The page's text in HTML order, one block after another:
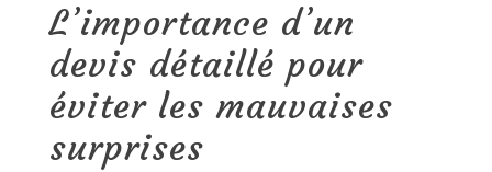
L’importance d’un
devis détaillé pour
éviter les mauvaises
surprises